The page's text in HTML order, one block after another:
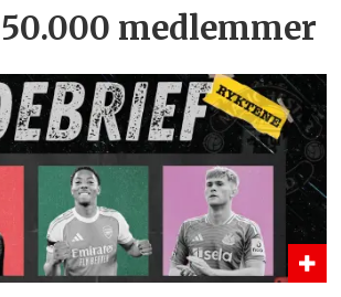
medlemmer